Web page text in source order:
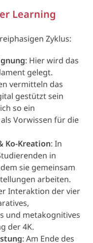
Learning
Zyklus:
: Hier wird das
gelegt.
vermitteln das
gestützt sein
so ein
Vorwissen für die
Ko-Kreation: In
in
sie gemeinsam
arbeiten.
Interaktion der vier
und metakognitives
der 4K.
: Am Ende des